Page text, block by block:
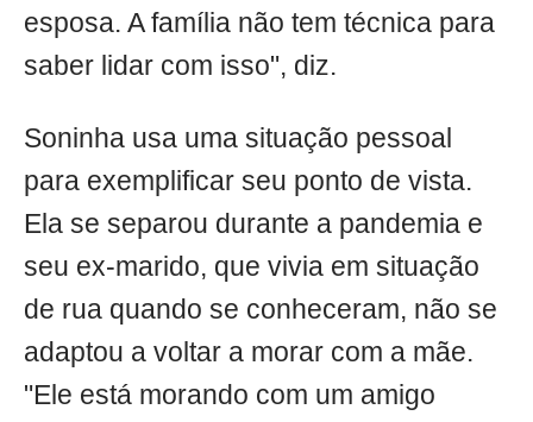
esposa. A família não tem técnica para
saber lidar com isso", diz.
Soninha usa uma situação pessoal
para exemplificar seu ponto de vista.
Ela se separou durante a pandemia e
seu ex-marido, que vivia em situação
de rua quando se conheceram, não se
adaptou a voltar a morar com a mãe.
"Ele está morando com um amigo